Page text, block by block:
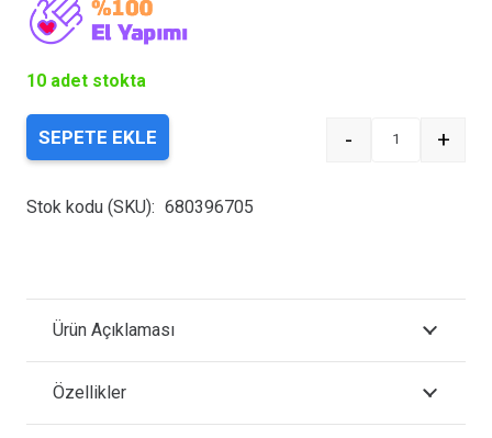
10 adet stokta
Quantity
- +
SEPETE EKLE
Stok kodu (SKU): 680396705
Ürün Açıklaması
Özellikler